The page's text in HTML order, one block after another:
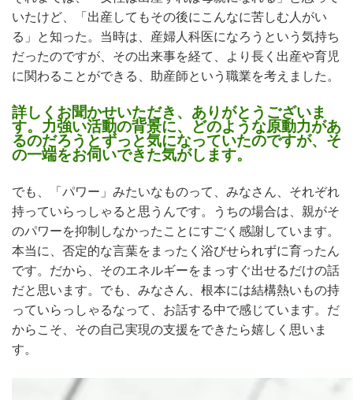
いたけど、「出産してもその後にこんなに苦しむ人がい
る」と知った。当時は、産婦人科医になろうという気持ち
だったのですが、その出来事を経て、より長く出産や育児
に関わることができる、助産師という職業を考えました。
詳しくお聞かせいただき、ありがとうございま
す。力強い活動の背景に、どのような原動力があ
るのだろうとずっと気になっていたのですが、そ
の一端をお伺いできた気がします。
でも、「パワー」みたいなものって、みなさん、それぞれ
持っていらっしゃると思うんです。うちの場合は、親がそ
のパワーを抑制しなかったことにすごく感謝しています。
本当に、否定的な言葉をまったく浴びせられずに育ったん
です。だから、そのエネルギーをまっすぐ出せるだけの話
だと思います。でも、みなさん、根本には結構熱いもの持
っていらっしゃるなって、お話する中で感じています。だ
からこそ、その自己実現の支援をできたら嬉しく思いま
す。